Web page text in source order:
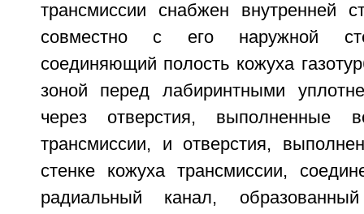
трансмиссии снабжен внутренней
совместно с его наружной
соединяющий полость кожуха
зоной перед лабиринтными
через отверстия, выполненные
трансмиссии, и отверстия,
стенке кожуха трансмиссии,
радиальный канал,